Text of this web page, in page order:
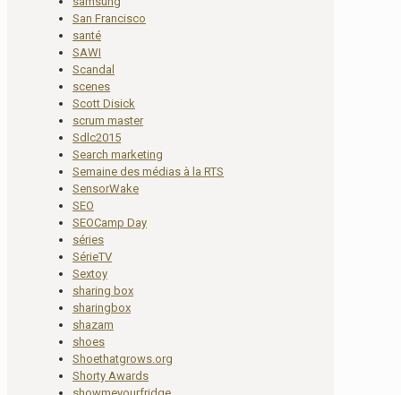
San Francisco
santé
SAWI
Scandal
scenes
Scott Disick
scrum master
Sdlc2015
Search marketing
Semaine des médias à la RTS
SensorWake
SEO
SEOCamp Day
séries
SérieTV
Sextoy
sharing box
sharingbox
shazam
shoes
Shoethatgrows.org
Shorty Awards